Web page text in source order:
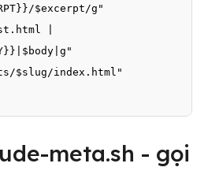
$excerpt/g"
|
$slug/index.html"
meta.sh - gọi